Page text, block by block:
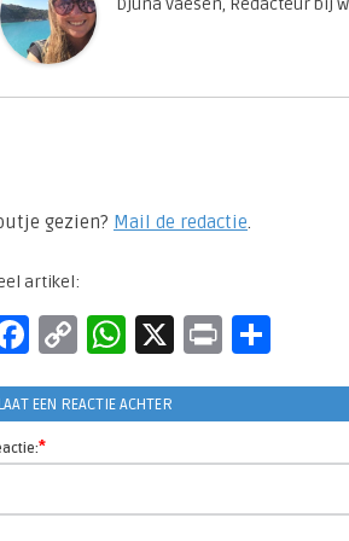
Djuna Vaesen, Redacteur bij
gezien? Mail de redactie.​
artikel:
Facebook
CopyWhatsApp
X Print
EEN REACTIE ACHTER
*